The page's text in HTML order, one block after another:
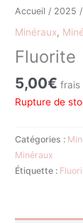
Accueil / 2025 /
Minéraux,
Fluorite
5,00€ frais
Rupture de
Catégories :
Minéraux
Étiquette :